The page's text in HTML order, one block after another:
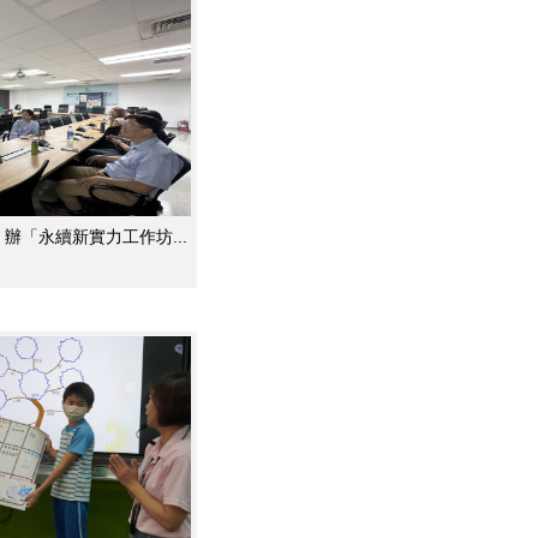
「永續新實力工作坊...